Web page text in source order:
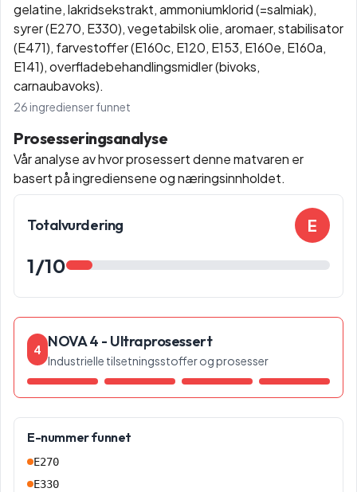
gelatine, lakridsekstrakt, ammoniumklorid (=salmiak),
syrer (E270, E330), vegetabilsk olie, aromaer, stabilisator
(E471), farvestoffer (E160c, E120, E153, E160e, E160a,
E141), overfladebehandlingsmidler (bivoks,
carnaubavoks).
26 ingredienser funnet
Prosesseringsanalyse
Vår analyse av hvor prosessert denne matvaren er
basert på ingrediensene og næringsinnholdet.
Totalvurdering E
1/10
4 NOVA 4 - Ultraprosessert
Industrielle tilsetningsstoffer og prosesser
E-nummer funnet
E270
E330